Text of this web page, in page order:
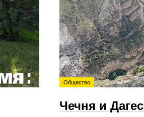
Общество
Чечня и